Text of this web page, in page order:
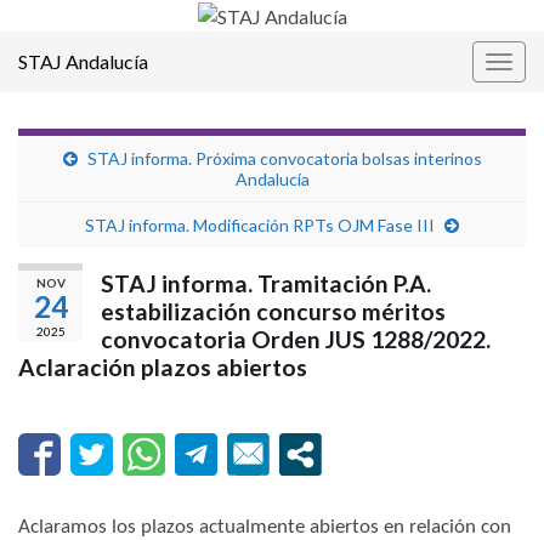
STAJ Andalucía
STAJ informa. Próxima convocatoria bolsas interinos
Andalucía
STAJ informa. Modificación RPTs OJM Fase III
NOV
24
2025
STAJ informa. Tramitación P.A.
estabilización concurso méritos
convocatoria Orden JUS 1288/2022.
Aclaración plazos abiertos
Aclaramos los plazos actualmente abiertos en relación con